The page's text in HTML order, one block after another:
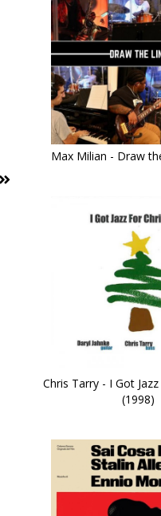
Max Milian - Draw
Chris Tarry - I Got
(1998)